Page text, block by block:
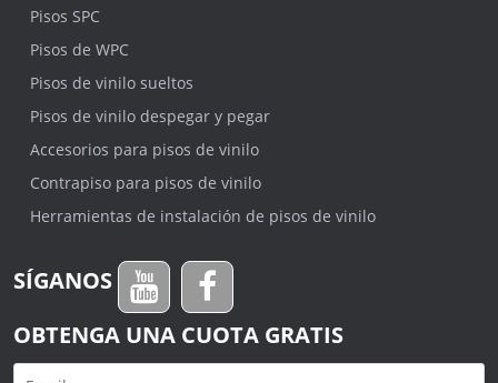
Pisos SPC
Pisos de WPC
Pisos de vinilo sueltos
Pisos de vinilo despegar y pegar
Accesorios para pisos de vinilo
Contrapiso para pisos de vinilo
Herramientas de instalación de pisos de vinilo
SÍGANOS
OBTENGA UNA CUOTA GRATIS